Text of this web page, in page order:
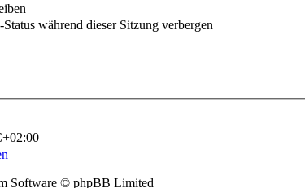
während dieser Sitzung verbergen
Software © phpBB Limited